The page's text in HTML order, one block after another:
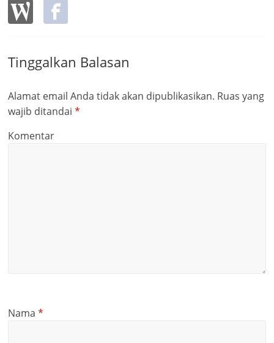
Tinggalkan Balasan
Alamat email Anda tidak akan dipublikasikan. Ruas yang
wajib ditandai*
Komentar
Nama*